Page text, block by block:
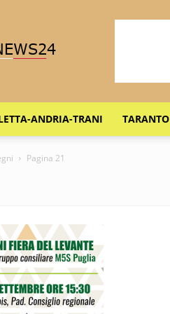
ANDRIA-TRANI TARANTO
Pagina 21